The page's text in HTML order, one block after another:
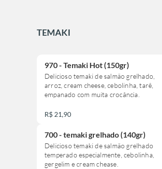
1 porção shimeji (100gr) ou 2 bolinhos
4 sashimis de salmão
2 uramakis de salmão com cream
chease
5 hossomaki de salmão
1 jow de salmão
*Sobremesa*
2 rolinho primavera doce
TEMAKI
970 - Temaki Hot (150gr)
Delicioso temaki de salmão grelhado,
arroz, cream cheese, cebolinha, tarê,
empanado com muita crocância.
R$ 21,90
700 - temaki grelhado (140gr)
Delicioso temaki de salmão grelhado
temperado especialmente, cebolinha,
gergelim e cream chease.